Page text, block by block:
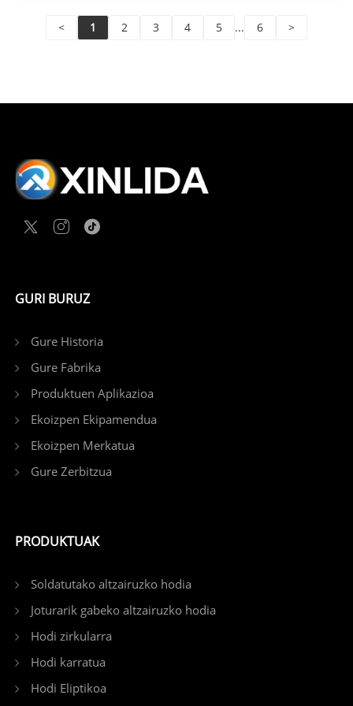
< 1 2 3 4 5 ... 6 >
GURI BURUZ
Gure Historia
Gure Fabrika
Produktuen Aplikazioa
Ekoizpen Ekipamendua
Ekoizpen Merkatua
Gure Zerbitzua
PRODUKTUAK
Soldatutako altzairuzko hodia
Joturarik gabeko altzairuzko hodia
Hodi zirkularra
Hodi karratua
Hodi Eliptikoa